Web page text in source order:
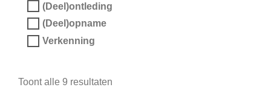
(Deel)ontleding
(Deel)opname
Verkenning
Toont alle 9 resultaten